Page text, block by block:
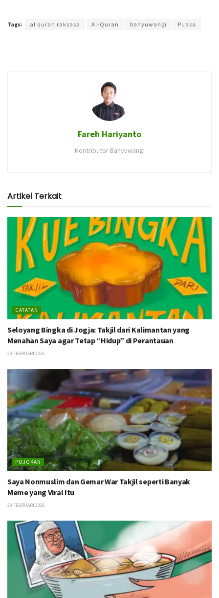
Tags: al quran raksasa Al-Quran banyuwangi Puasa
Fareh Hariyanto
Kontributor Banyuwangi
Artikel Terkait
CATATAN
Seloyang Bingka di Jogja: Takjil dari Kalimantan yang
Menahan Saya agar Tetap “Hidup” di Perantauan
23 FEBRUARI 2026
POJOKAN
Saya Nonmuslim dan Gemar War Takjil seperti Banyak
Meme yang Viral Itu
23 FEBRUARI 2026